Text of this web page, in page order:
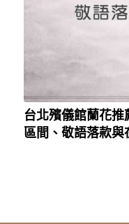
台北殯儀館蘭花
區間、敬語落款與